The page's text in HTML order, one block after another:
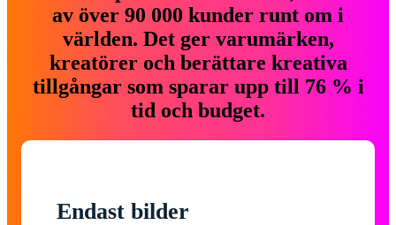
av över 90 000 kunder runt om i
världen. Det ger varumärken,
kreatörer och berättare kreativa
tillgångar som sparar upp till 76 % i
tid och budget.
Endast bilder